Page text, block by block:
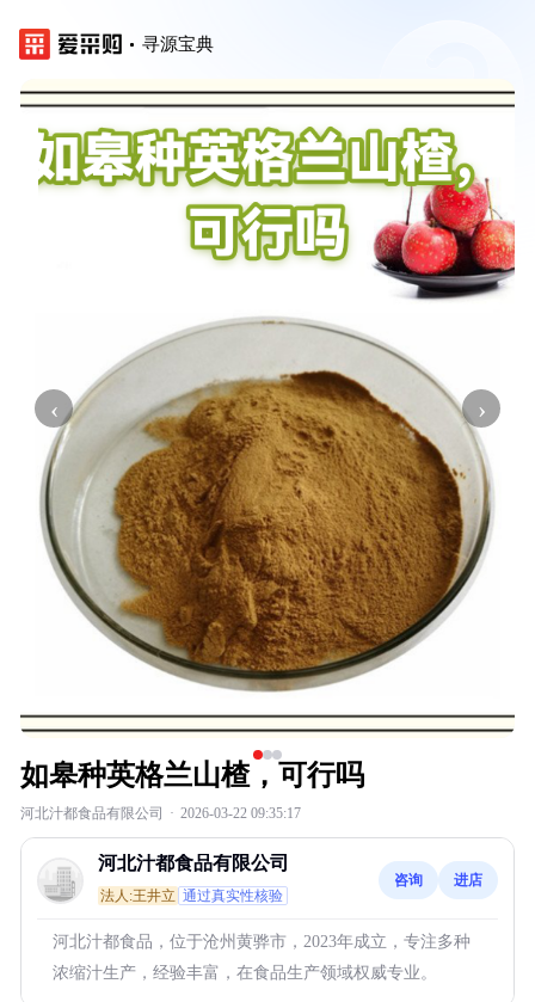
寻源宝典
‹ ›
如皋种英格兰山楂，可行吗
河北汁都食品有限公司 · 2026-03-22 09:35:17
河北汁都食品有限公司
法人:王井立 通过真实性核验
咨询 进店
河北汁都食品，位于沧州黄骅市，2023年成立，专注多种
浓缩汁生产，经验丰富，在食品生产领域权威专业。